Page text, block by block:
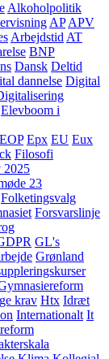
Alkoholpolitik
AP APV
Arbejdstid AT
BNP
Dansk Deltid
dannelse Digital
Elevboom i
EOP Epx EU Eux
Filosofi
2025
23
Folketingsvalg
Forsvarslinje
GL's
Grønland
krav Htx Idræt
Internationalt It